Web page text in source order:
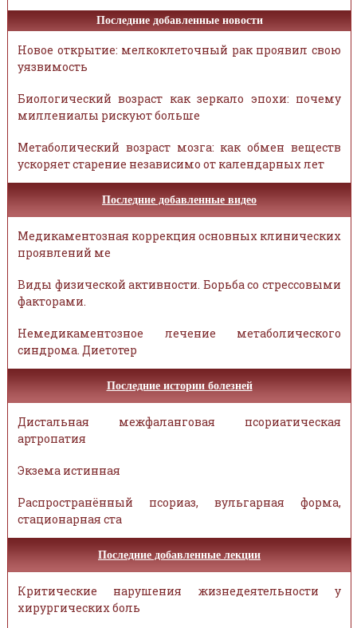
Последние добавленные новости
Новое открытие: мелкоклеточный рак проявил свою
уязвимость
Биологический возраст как зеркало эпохи: почему
миллениалы рискуют больше
Метаболический возраст мозга: как обмен веществ
ускоряет старение независимо от календарных лет
Последние добавленные видео
Медикаментозная коррекция основных клинических
проявлений ме
Виды физической активности. Борьба со стрессовыми
факторами.
Немедикаментозное лечение метаболического
синдрома. Диетотер
Последние истории болезней
Дистальная межфаланговая псориатическая
артропатия
Экзема истинная
Распространённый псориаз, вульгарная форма,
стационарная ста
Последние добавленные лекции
Критические нарушения жизнедеятельности у
хирургических боль